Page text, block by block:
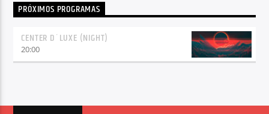
PRÓXIMOS PROGRAMAS
CENTER D´LUXE (NIGHT)
20:00